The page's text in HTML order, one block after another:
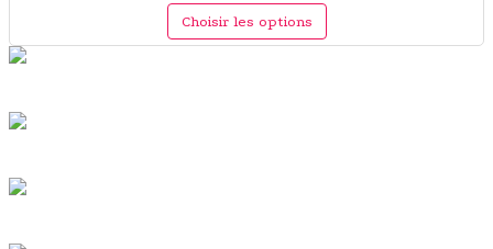
Choisir les options